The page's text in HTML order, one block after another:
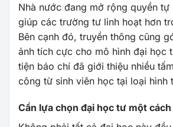
Nhà nước đang mở rộng quyền tự
giúp các trường tư linh hoạt hơn
Bên cạnh đó, truyền thông cũng
ảnh tích cực cho mô hình đại học
tiện báo chí đã giới thiệu nhiều
công từ sinh viên học tại loại hình
Cần lựa chọn đại học tư một